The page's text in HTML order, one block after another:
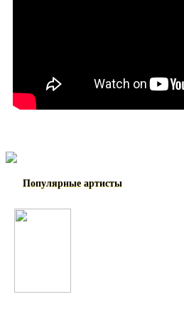
Популярные артисты